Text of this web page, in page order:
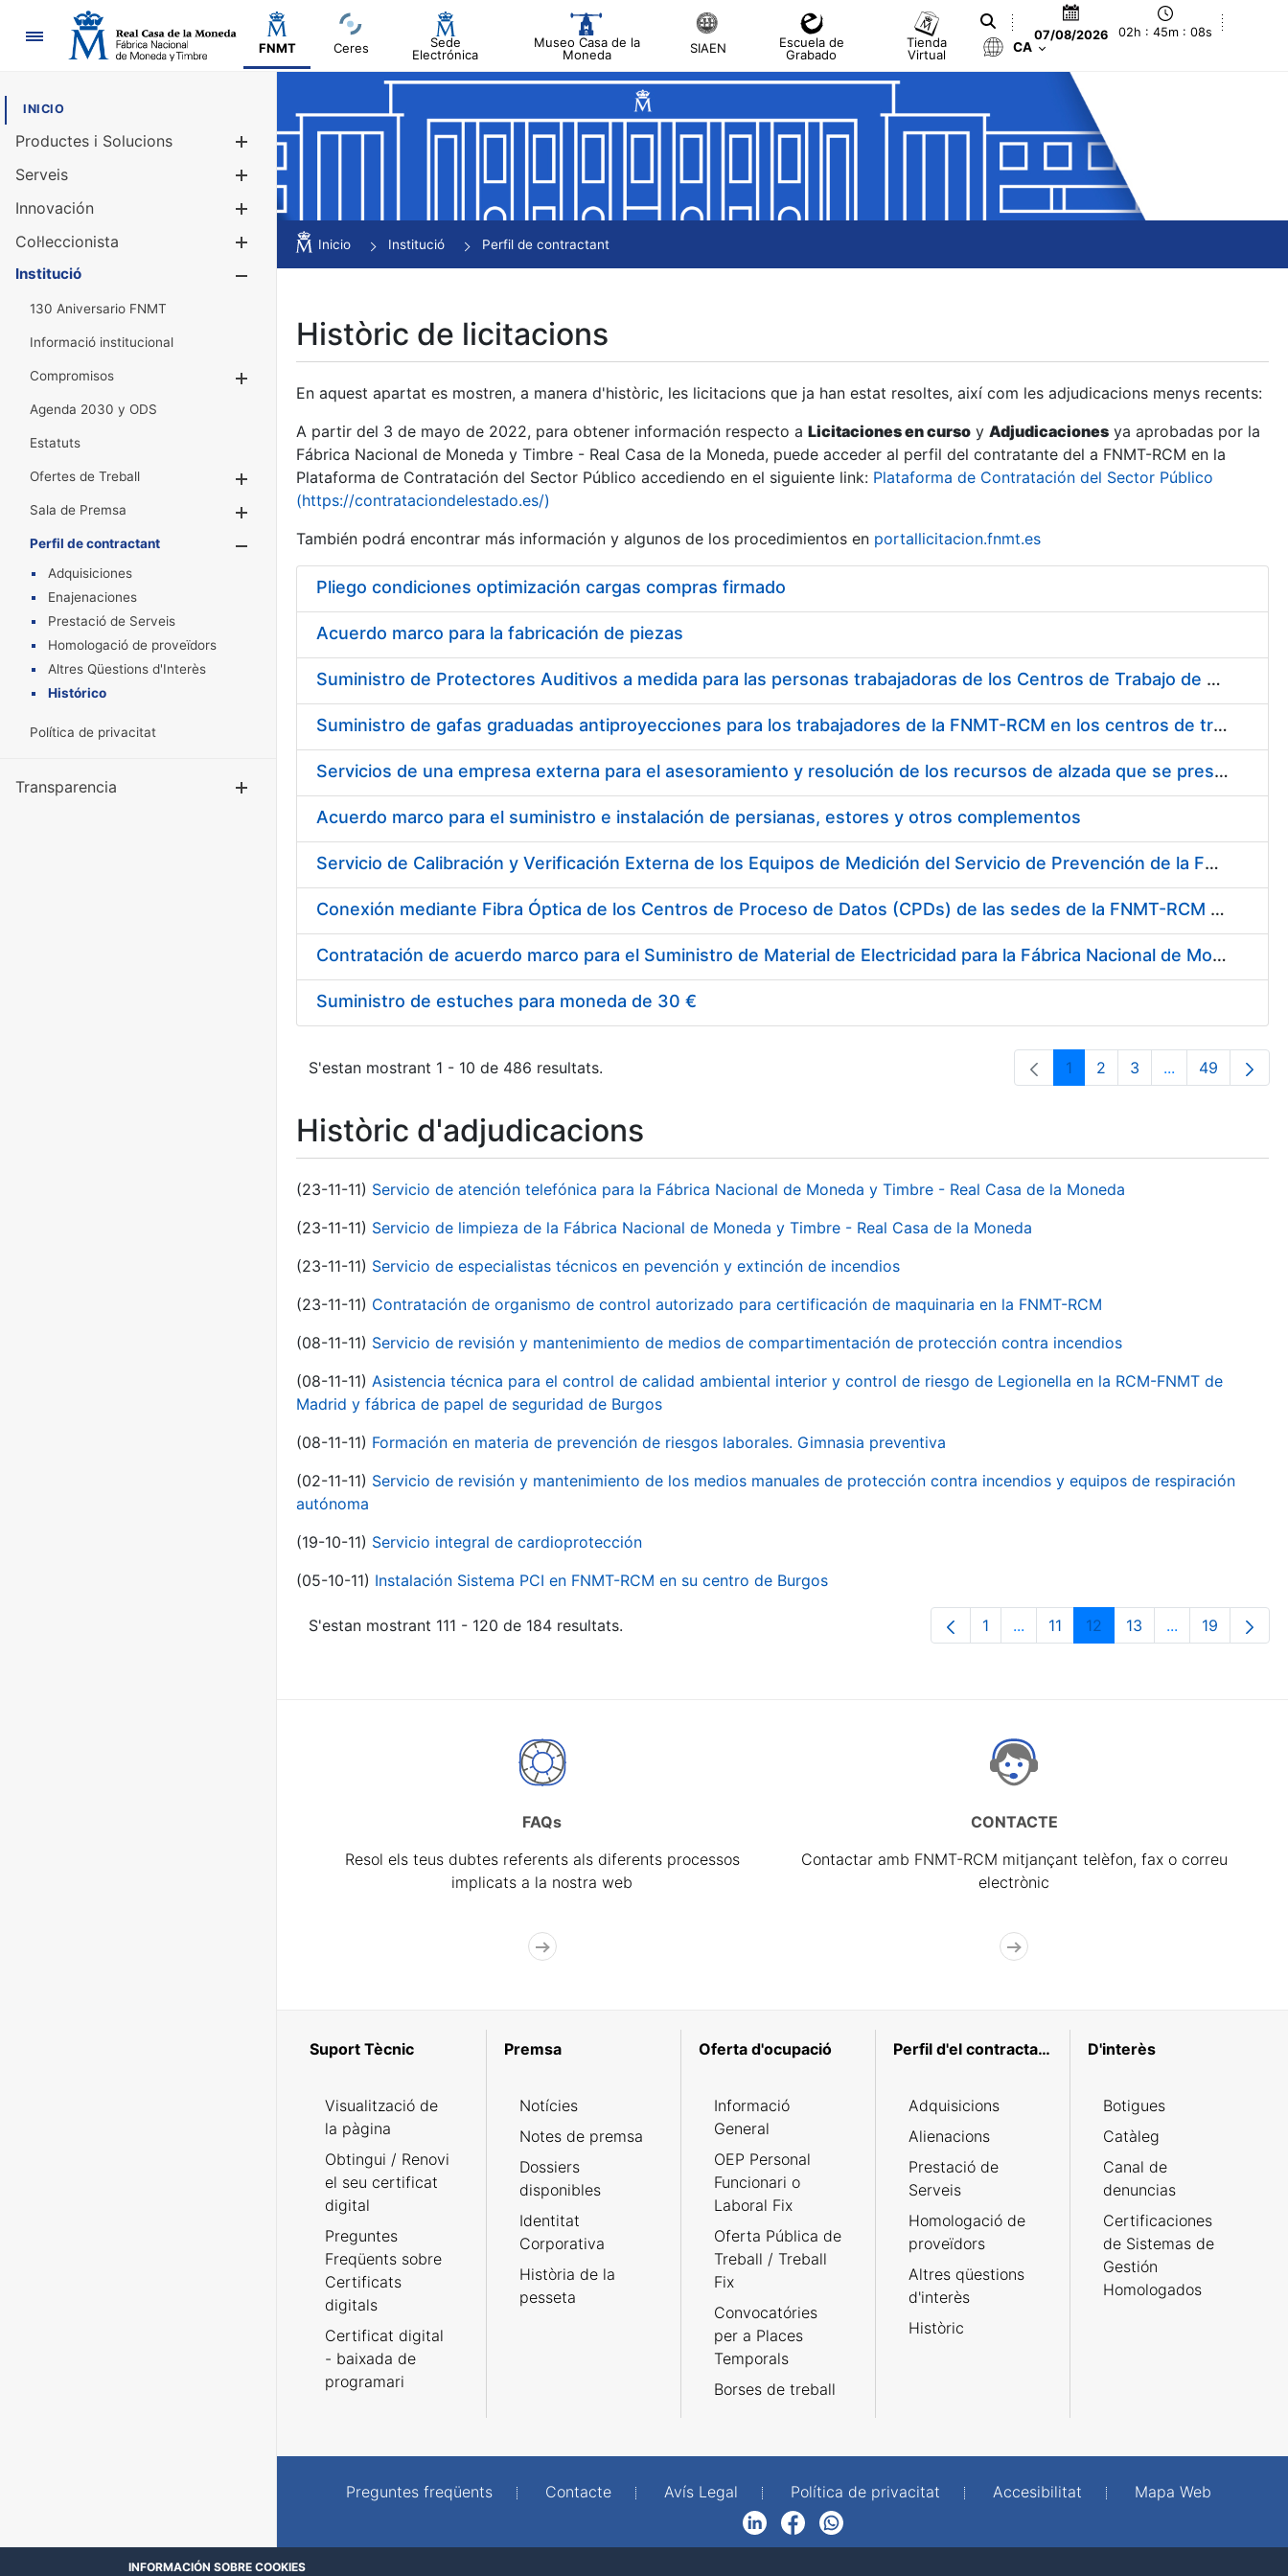
Navegació
FNMT Ceres
Sede
Electrónica
Museo Casa de la
Moneda
SIAEN
Escuela de
Grabado
Tienda
Virtual
07/08/2026 02h : 45m : 09s
CA
INICIO
Productes i Solucions
Mostra/Amaga
Serveis
Innovación
Col·leccionista
Mostra/Amaga
Institució
130 Aniversario FNMT
Informació institucional
Compromisos
Agenda 2030 y ODS
Estatuts
Ofertes de Treball
Mostra/Amaga
Sala de Premsa
Mostra/Amaga
Perfil de contractant
Mostra/Amaga
Adquisiciones
Enajenaciones
Prestació de Serveis
Homologació de proveïdors
Altres Qüestions d'Interès
Histórico
Política de privacitat
Transparencia
Inicio Institució Perfil de contractant
Històric de licitacions
En aquest apartat es mostren, a manera d'històric, les licitacions que ja han estat resoltes, així com les adjudicacions menys recents:
A partir del 3 de mayo de 2022, para obtener información respecto a Licitaciones en curso y Adjudicaciones ya aprobadas por la
Fábrica Nacional de Moneda y Timbre - Real Casa de la Moneda, puede acceder al perfil del contratante del a FNMT-RCM en la
Plataforma de Contratación del Sector Público accediendo en el siguiente link: Plataforma de Contratación del Sector Público
(https://contrataciondelestado.es/)
También podrá encontrar más información y algunos de los procedimientos en portallicitacion.fnmt.es
Pliego condiciones optimización cargas compras firmado
Acuerdo marco para la fabricación de piezas
Suministro de Protectores Auditivos a medida para las personas trabajadoras de los Centros de Trabajo de Madrid y Burgos
Suministro de gafas graduadas antiproyecciones para los trabajadores de la FNMT-RCM en los centros de trabajo de Madrid y Burgos
Servicios de una empresa externa para el asesoramiento y resolución de los recursos de alzada que se presentan relacionados con procesos de selección para la FNMT-RCM
Acuerdo marco para el suministro e instalación de persianas, estores y otros complementos
Servicio de Calibración y Verificación Externa de los Equipos de Medición del Servicio de Prevención de la FNMT-RCM
Conexión mediante Fibra Óptica de los Centros de Proceso de Datos (CPDs) de las sedes de la FNMT-RCM de Burgos y Madrid
Contratación de acuerdo marco para el Suministro de Material de Electricidad para la Fábrica Nacional de Moneda y Timbre-Real Casa de la Moneda en su centro de trabajo de Burgos
Suministro de estuches para moneda de 30 €
S'estan mostrant 1 - 10 de 486 resultats. Pàgina
1 Pàgina
2 Pàgina
3 ...PàginesPàgina
49
Històric d'adjudicacions
(23-11-11) Servicio de atención telefónica para la Fábrica Nacional de Moneda y Timbre - Real Casa de la Moneda
(23-11-11) Servicio de limpieza de la Fábrica Nacional de Moneda y Timbre - Real Casa de la Moneda
(23-11-11) Servicio de especialistas técnicos en pevención y extinción de incendios
(23-11-11) Contratación de organismo de control autorizado para certificación de maquinaria en la FNMT-RCM
(08-11-11) Servicio de revisión y mantenimiento de medios de compartimentación de protección contra incendios
(08-11-11) Asistencia técnica para el control de calidad ambiental interior y control de riesgo de Legionella en la RCM-FNMT de
Madrid y fábrica de papel de seguridad de Burgos
(08-11-11) Formación en materia de prevención de riesgos laborales. Gimnasia preventiva
(02-11-11) Servicio de revisión y mantenimiento de los medios manuales de protección contra incendios y equipos de respiración
autónoma
(19-10-11) Servicio integral de cardioprotección
(05-10-11) Instalación Sistema PCI en FNMT-RCM en su centro de Burgos
S'estan mostrant 111 - 120 de 184 resultats. Pàgina
1 ...Pàgines intermèdies Utilitzeu TAB
Pàgina
11 Pàgina
12 Pàgina
13 ...PàginesPàgina
19
FAQs
Resol els teus dubtes referents als diferents processos
implicats a la nostra web
CONTACTE
Contactar amb FNMT-RCM mitjançant telèfon, fax o correu
electrònic
Suport Tècnic
Visualització de
la pàgina
Obtingui / Renovi
el seu certificat
digital
Preguntes
Freqüents sobre
Certificats
digitals
Certificat digital
- baixada de
programari
Premsa
Notícies
Notes de premsa
Dossiers
disponibles
Identitat
Corporativa
Història de la
pesseta
Oferta d'ocupació
Informació
General
OEP Personal
Funcionari o
Laboral Fix
Oferta Pública de
Treball / Treball
Fix
Convocatóries
per a Places
Temporals
Borses de treball
Perfil d'el contractant
Adquisicions
Alienacions
Prestació de
Serveis
Homologació de
proveïdors
Altres qüestions
d'interès
Històric
D'interès
Botigues
Catàleg
Canal de
denuncias
Certificaciones
de Sistemas de
Gestión
Homologados
Preguntes freqüents Contacte Avís Legal Política de privacitat Accesibilitat
Mapa Web
FacebookWhatsApp
INFORMACIÓN SOBRE COOKIES